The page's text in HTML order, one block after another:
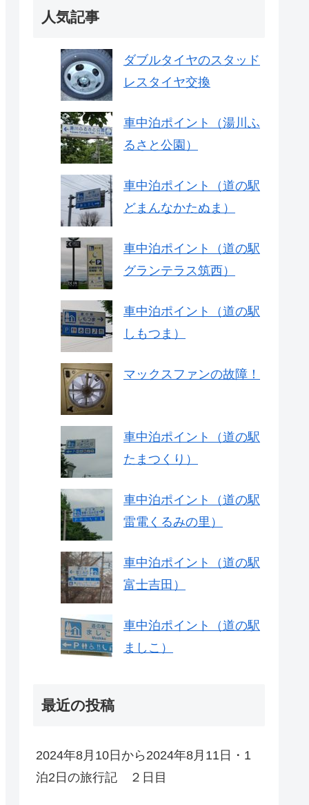
人気記事
ダブルタイヤのスタッド
レスタイヤ交換
車中泊ポイント（湯川ふ
るさと公園）
車中泊ポイント（道の駅
どまんなかたぬま）
車中泊ポイント（道の駅
グランテラス筑西）
車中泊ポイント（道の駅
しもつま）
マックスファンの故障！
車中泊ポイント（道の駅
たまつくり）
車中泊ポイント（道の駅
雷電くるみの里）
車中泊ポイント（道の駅
富士吉田）
車中泊ポイント（道の駅
ましこ）
最近の投稿
2024年8月10日から2024年8月11日・1
泊2日の旅行記 ２日目